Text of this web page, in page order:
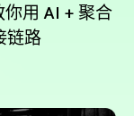
用 AI + 聚合
链路